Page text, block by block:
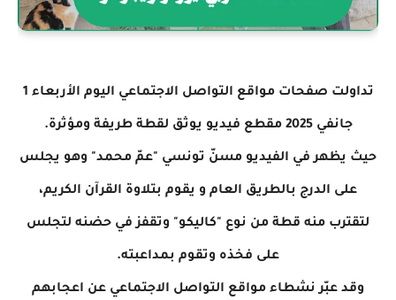
تداولت صفحات مواقع التواصل الاجتماعي اليوم الأربعاء 1
جانفي 2025 مقطع فيديو يوثق لقطة طريفة ومؤثرة.
حيث يظهر في الفيديو مسنّ تونسي "عمّ محمد" وهو يجلس
على الدرج بالطريق العام و يقوم بتلاوة القرآن الكريم،
لتقترب منه قطة من نوع "كاليكو" وتقفز في حضنه لتجلس
على فخذه وتقوم بمداعبته.
وقد عبّر نشطاء مواقع التواصل الاجتماعي عن اعجابهم